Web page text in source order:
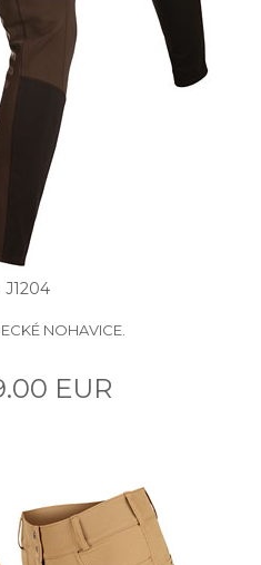
J1204
NOHAVICE.
EUR